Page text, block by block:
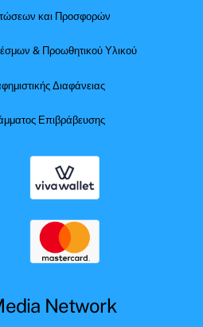
και Προσφορών
& Προωθητικού Υλικού
Διαφάνειας
Επιβράβευσης
Network